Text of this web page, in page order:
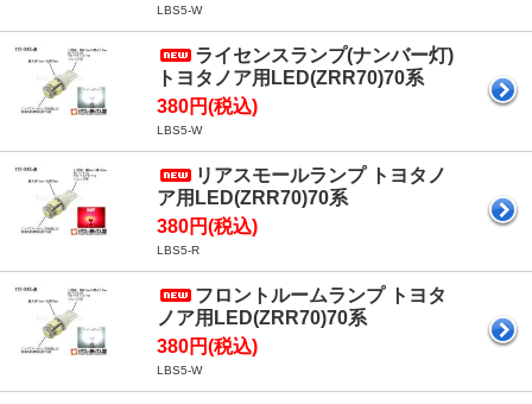
LBS5-W
ライセンスランプ(ナンバー灯)
トヨタノア用LED(ZRR70)70系
380円(税込)
LBS5-W
リアスモールランプ トヨタノ
ア用LED(ZRR70)70系
380円(税込)
LBS5-R
フロントルームランプ トヨタ
ノア用LED(ZRR70)70系
380円(税込)
LBS5-W